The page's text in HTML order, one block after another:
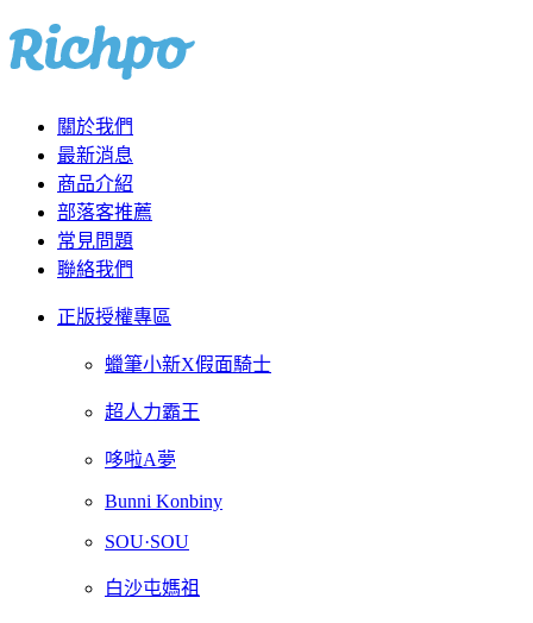
關於我們
最新消息
商品介紹
部落客推薦
常見問題
聯絡我們
正版授權專區
蠟筆小新X假面騎士
超人力霸王
哆啦A夢
Bunni Konbiny
SOU·SOU
白沙屯媽祖